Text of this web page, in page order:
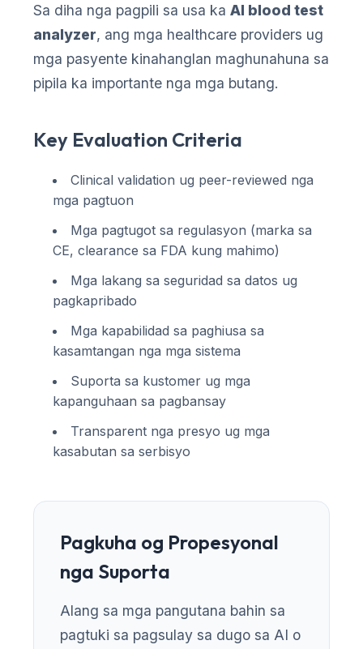
Sa diha nga pagpili sa usa ka AI blood test
analyzer, ang mga healthcare providers ug
mga pasyente kinahanglan maghunahuna sa
pipila ka importante nga mga butang.
Key Evaluation Criteria
Clinical validation ug peer-reviewed nga
mga pagtuon
Mga pagtugot sa regulasyon (marka sa
CE, clearance sa FDA kung mahimo)
Mga lakang sa seguridad sa datos ug
pagkapribado
Mga kapabilidad sa paghiusa sa
kasamtangan nga mga sistema
Suporta sa kustomer ug mga
kapanguhaan sa pagbansay
Transparent nga presyo ug mga
kasabutan sa serbisyo
Pagkuha og Propesyonal
nga Suporta
Alang sa mga pangutana bahin sa
pagtuki sa pagsulay sa dugo sa AI o
Slovenščina
Magyar
Shqip
বাংলা
मराठी
தமிழ்
ಕನ್ನಡ
Bahasa Melayu
Tiếng Việt
Tagalog
ไทย
ဗမာစာ
ភាសាខ្មែរ
Kiswahili
አማርኛ
Català
Қазақ тілі
Suomi